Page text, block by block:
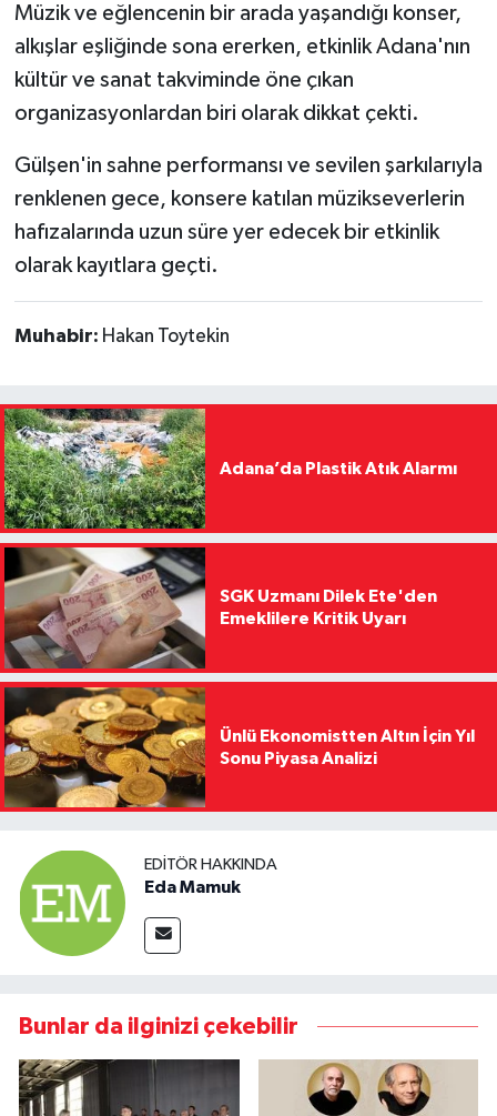
Müzik ve eğlencenin bir arada yaşandığı konser,
alkışlar eşliğinde sona ererken, etkinlik Adana'nın
kültür ve sanat takviminde öne çıkan
organizasyonlardan biri olarak dikkat çekti.
Gülşen'in sahne performansı ve sevilen şarkılarıyla
renklenen gece, konsere katılan müzikseverlerin
hafızalarında uzun süre yer edecek bir etkinlik
olarak kayıtlara geçti.
Muhabir: Hakan Toytekin
Adana’da Plastik Atık Alarmı
SGK Uzmanı Dilek Ete'den
Emeklilere Kritik Uyarı
Ünlü Ekonomistten Altın İçin Yıl
Sonu Piyasa Analizi
EDITÖR HAKKINDA
Eda Mamuk
Bunlar da ilginizi çekebilir